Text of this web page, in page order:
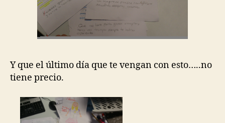
Y que el último día que te vengan con esto…..no
tiene precio.